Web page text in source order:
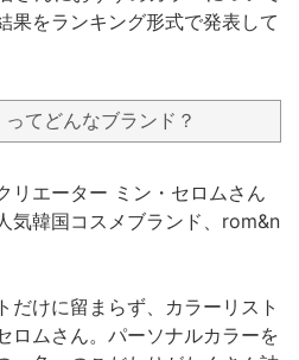
果をランキング形式で発表して
てどんなブランド？
リエーター ミン・セロムさん
気韓国コスメブランド、rom&n
だけに留まらず、カラーリスト
ロムさん。パーソナルカラーを